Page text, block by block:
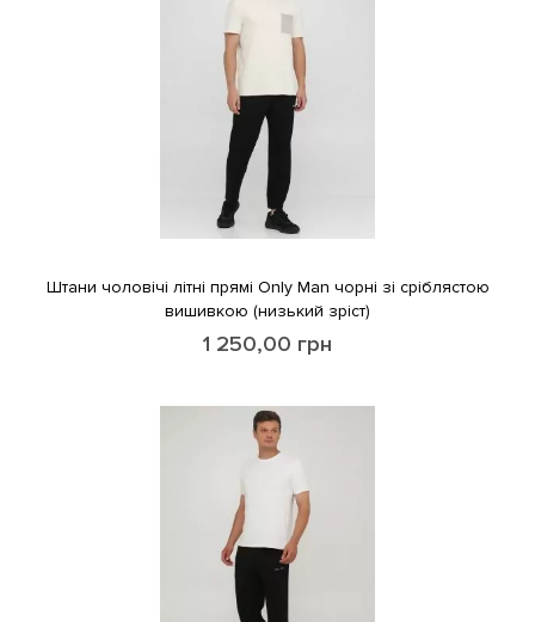
Штани чоловічі літні прямі Only Man чорні зі сріблястою
вишивкою (низький зріст)
1 250,00 грн